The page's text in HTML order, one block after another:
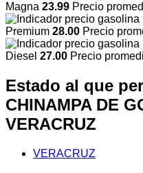
Magna 23.99 Precio
Premium 28.00 Precio
Diesel 27.00 Precio
Estado al que
CHINAMPA DE
VERACRUZ
VERACRUZ